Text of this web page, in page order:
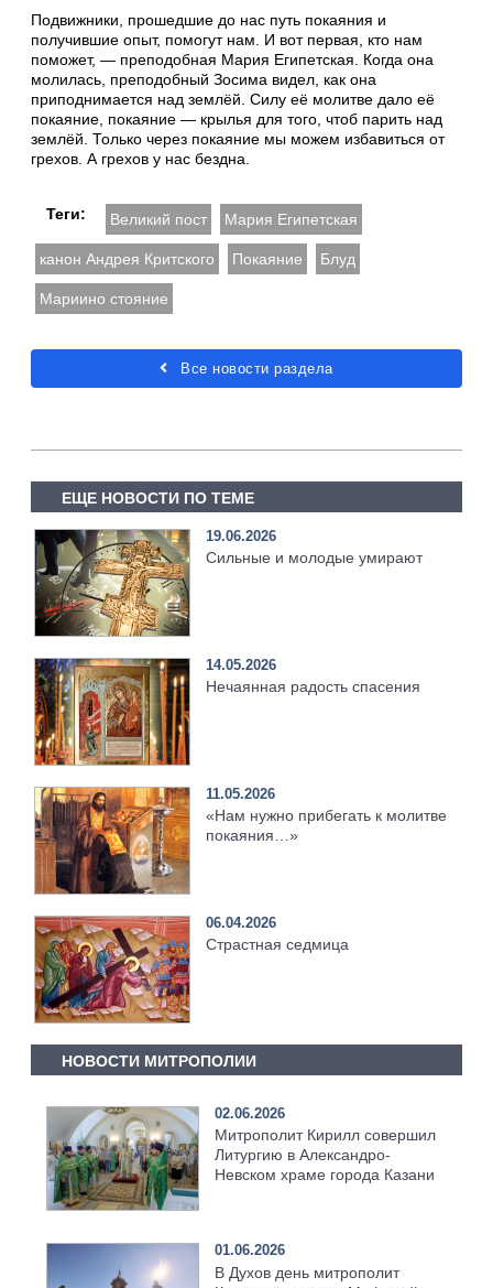
Подвижники, прошедшие до нас путь покаяния и
получившие опыт, помогут нам. И вот первая, кто нам
поможет, — преподобная Мария Египетская. Когда она
молилась, преподобный Зосима видел, как она
приподнимается над землёй. Силу её молитве дало её
покаяние, покаяние — крылья для того, чтоб парить над
землёй. Только через покаяние мы можем избавиться от
грехов. А грехов у нас бездна.
Теги: Великий пост Мария Египетская
канон Андрея Критского Покаяние Блуд
Мариино стояние
Все новости раздела
ЕЩЕ НОВОСТИ ПО ТЕМЕ
19.06.2026
Сильные и молодые умирают
14.05.2026
Нечаянная радость спасения
11.05.2026
«Нам нужно прибегать к молитве
покаяния…»
06.04.2026
Страстная седмица
НОВОСТИ МИТРОПОЛИИ
02.06.2026
Митрополит Кирилл совершил
Литургию в Александро-
Невском храме города Казани
01.06.2026
В Духов день митрополит